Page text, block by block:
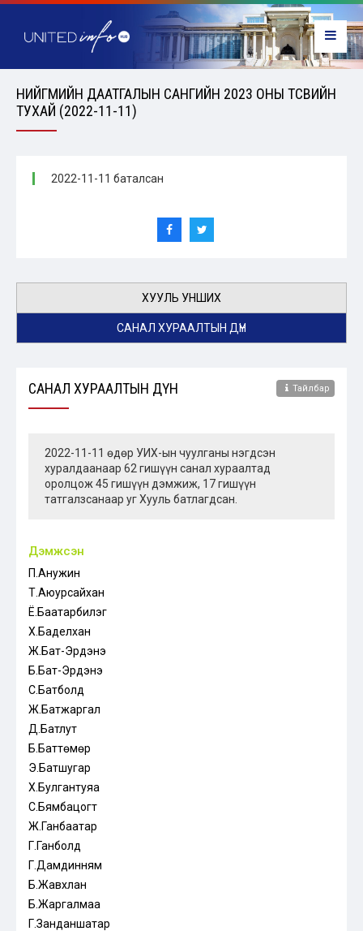
НИЙГМИЙН ДААТГАЛЫН САНГИЙН 2023 ОНЫ ТӨСВИЙН
ТУХАЙ (2022-11-11)
2022-11-11 баталсан
ХУУЛЬ УНШИХ
САНАЛ ХУРААЛТЫН ДҮН
САНАЛ ХУРААЛТЫН ДҮН Тайлбар
2022-11-11 өдөр УИХ-ын чуулганы нэгдсэн
хуралдаанаар 62 гишүүн санал хураалтад
оролцож 45 гишүүн дэмжиж, 17 гишүүн
татгалзсанаар уг Хууль батлагдсан.
Дэмжсэн
П.Анужин
Т.Аюурсайхан
Ё.Баатарбилэг
Х.Баделхан
Ж.Бат-Эрдэнэ
Б.Бат-Эрдэнэ
С.Батболд
Ж.Батжаргал
Д.Батлут
Б.Баттөмөр
Э.Батшугар
Х.Булгантуяа
С.Бямбацогт
Ж.Ганбаатар
Г.Ганболд
Г.Дамдинням
Б.Жавхлан
Б.Жаргалмаа
Г.Занданшатар